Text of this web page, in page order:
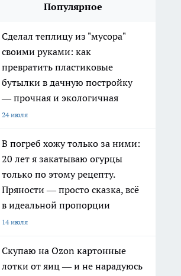
Популярное
Сделал теплицу из "мусора"
своими руками: как
превратить пластиковые
бутылки в дачную постройку
— прочная и экологичная
24 июля
В погреб хожу только за ними:
20 лет я закатываю огурцы
только по этому рецепту.
Пряности — просто сказка, всё
в идеальной пропорции
14 июля
Скупаю на Ozon картонные
лотки от яиц — и не нарадуюсь